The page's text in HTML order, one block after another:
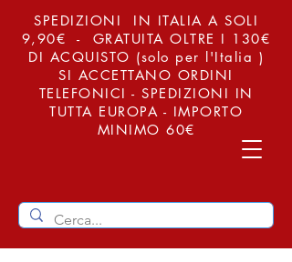
SPEDIZIONI IN ITALIA A SOLI
9,90€ - GRATUITA OLTRE I 130€
DI ACQUISTO (solo per l'Italia )
SI ACCETTANO ORDINI
TELEFONICI - SPEDIZIONI IN
TUTTA EUROPA - IMPORTO
MINIMO 60€